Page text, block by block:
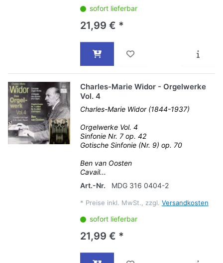
sofort lieferbar
21,99 € *
Charles-Marie Widor - Orgelwerke
Vol. 4
Charles-Marie Widor (1844-1937)
Orgelwerke Vol. 4
Sinfonie Nr. 7 op. 42
Gotische Sinfonie (Nr. 9) op. 70
Ben van Oosten
Cavail...
Art.-Nr.
MDG 316 0404-2
* Preise inkl. MwSt., zzgl. Versandkosten
sofort lieferbar
21,99 € *